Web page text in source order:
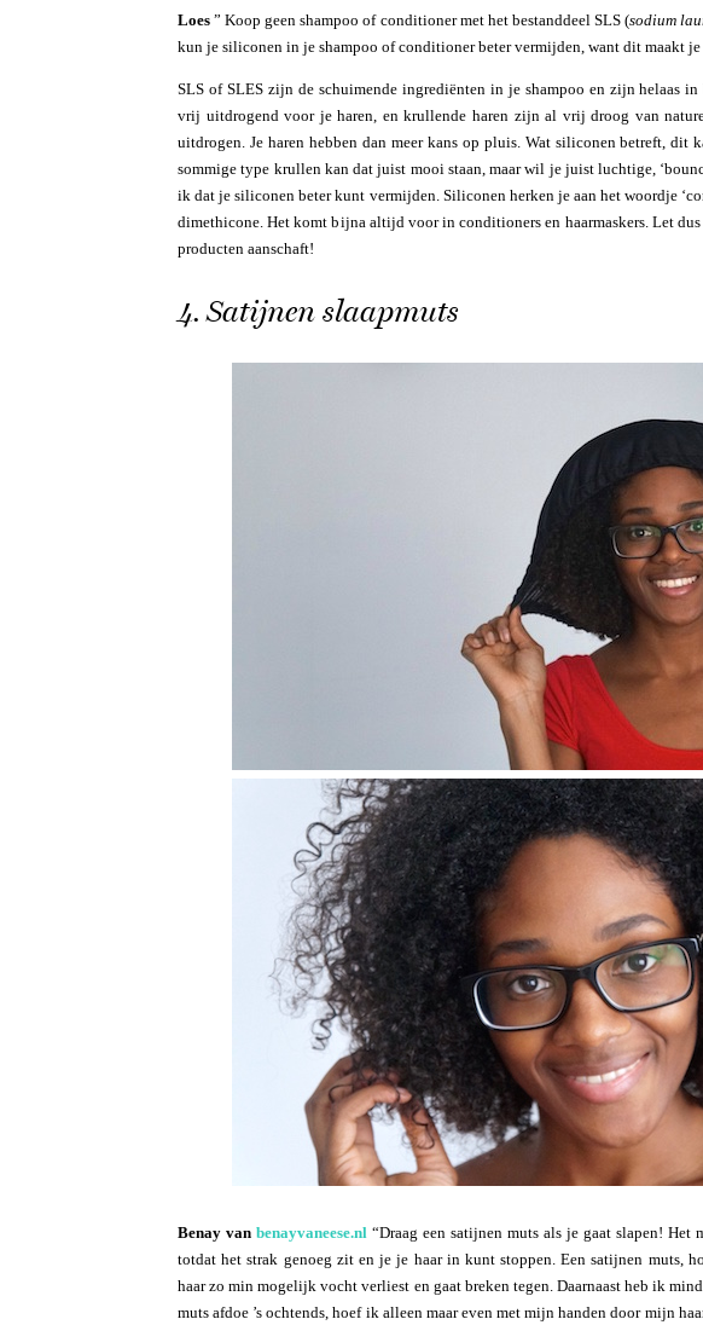
Loes ” Koop geen shampoo of conditioner met het bestanddeel SLS (sodium
kun je siliconen in je shampoo of conditioner beter vermijden, want dit maakt je
SLS of SLES zijn de schuimende ingrediënten in je shampoo en zijn helaas
vrij uitdrogend voor je haren, en krullende haren zijn al vrij droog van
uitdrogen. Je haren hebben dan meer kans op pluis. Wat siliconen betreft, dit
sommige type krullen kan dat juist mooi staan, maar wil je juist luchtige,
ik dat je siliconen beter kunt vermijden. Siliconen herken je aan het woordje
dimethicone. Het komt bijna altijd voor in conditioners en haarmaskers. Let
producten aanschaft!
4. Satijnen slaapmuts
Benay van benayvaneese.nl “Draag een satijnen muts als je gaat slapen!
totdat het strak genoeg zit en je je haar in kunt stoppen. Een satijnen muts,
haar zo min mogelijk vocht verliest en gaat breken tegen. Daarnaast heb ik
muts afdoe ’s ochtends, hoef ik alleen maar even met mijn handen door mijn